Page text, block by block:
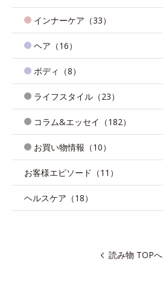
インナーケア（33）
ヘア（16）
ボディ（8）
ライフスタイル（23）
コラム&エッセイ（182）
お買い物情報（10）
お客様エピソード（11）
ヘルスケア（18）
読み物 TOPへ